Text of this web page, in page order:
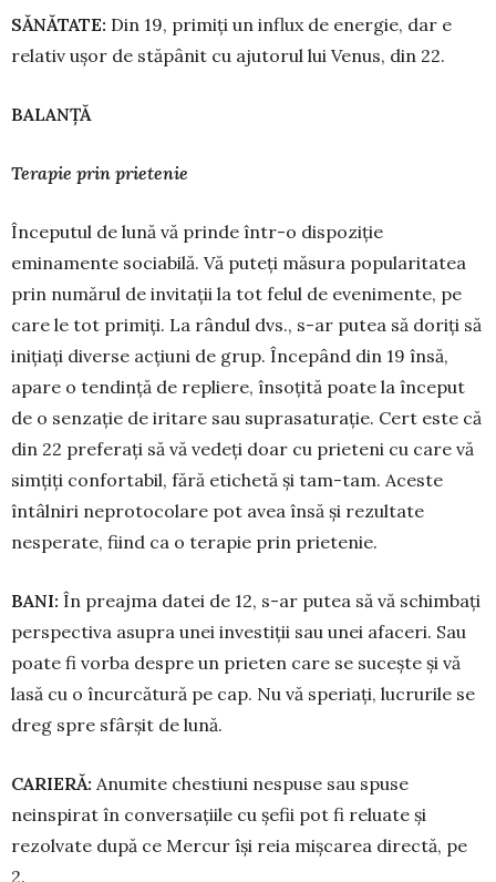
SĂNĂTATE: Din 19, primiți un influx de energie, dar e
relativ ușor de stăpânit cu aju­torul lui Venus, din 22.
BALANȚĂ
Terapie prin prietenie
Începutul de lună vă prinde într-o dispoziție
eminamente sociabilă. Vă puteți măsura popularitatea
prin numărul de in­vi­tații la tot felul de evenimente, pe
care le tot pri­miți. La rândul dvs., s-ar putea să doriți să
inițiați diverse ac­țiuni de grup. Începând din 19 însă,
apare o tendință de repliere, însoțită poate la început
de o senzație de iritare sau suprasaturație. Cert este că
din 22 preferați să vă vedeți doar cu prieteni cu care vă
simțiți confortabil, fără etichetă și tam-tam. Aces­te
întâlniri neprotocolare pot avea însă și re­zultate
nesperate, fiind ca o terapie prin prietenie.
BANI: În preajma datei de 12, s-ar putea să vă schimbați
perspectiva asupra unei in­ves­tiții sau unei afaceri. Sau
poate fi vorba despre un pri­e­ten care se sucește și vă
lasă cu o încurcătură pe cap. Nu vă speriați, lucrurile se
dreg spre sfârșit de lună.
CARIERĂ: Anumite chestiuni nespuse sau spu­se
neinspirat în conversațiile cu șefii pot fi reluate și
rezolvate după ce Mercur își reia mișcarea directă, pe
2.